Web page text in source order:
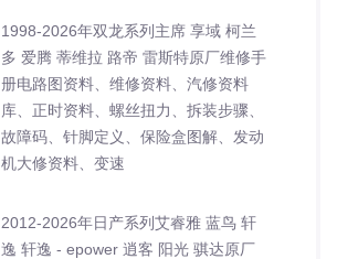
1998-2026年双龙系列主席 享域 柯兰
多 爱腾 蒂维拉 路帝 雷斯特原厂维修手
册电路图资料、维修资料、汽修资料
库、正时资料、螺丝扭力、拆装步骤、
故障码、针脚定义、保险盒图解、发动
机大修资料、变速
2012-2026年日产系列艾睿雅 蓝鸟 轩
逸 轩逸 - epower 逍客 阳光 骐达原厂